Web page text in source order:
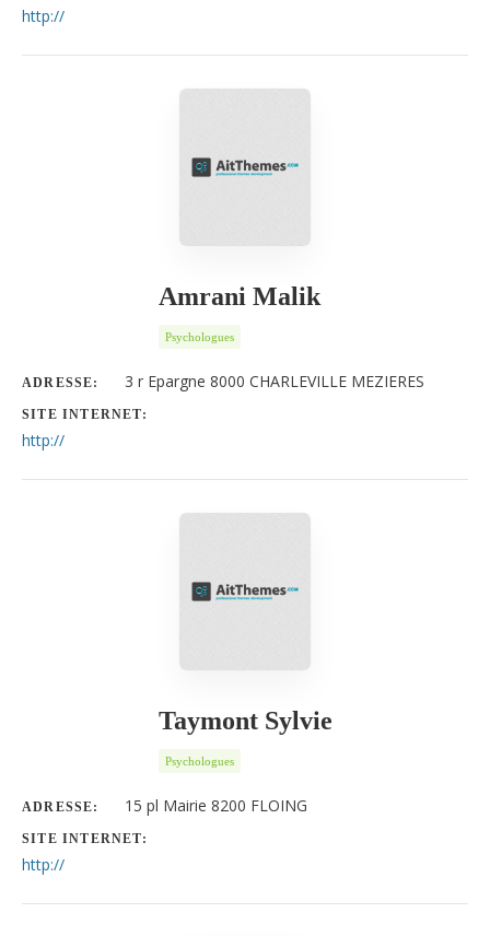
http://
Amrani Malik
Psychologues
ADRESSE: 3 r Epargne 8000 CHARLEVILLE MEZIERES
SITE INTERNET:
http://
Taymont Sylvie
Psychologues
ADRESSE: 15 pl Mairie 8200 FLOING
SITE INTERNET:
http://